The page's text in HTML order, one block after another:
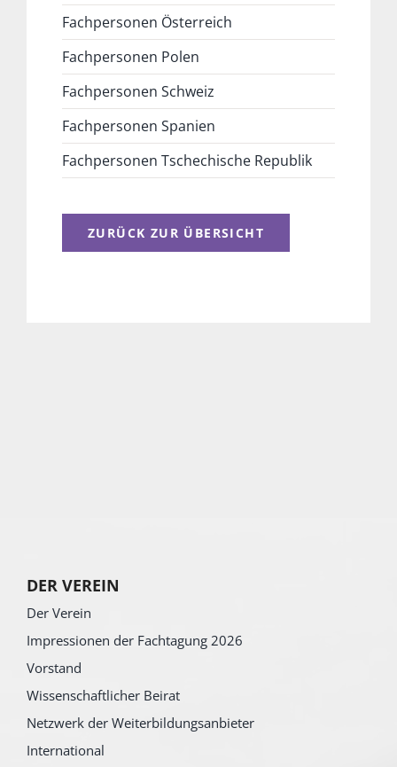
Fachpersonen Österreich
Fachpersonen Polen
Fachpersonen Schweiz
Fachpersonen Spanien
Fachpersonen Tschechische Republik
ZURÜCK ZUR ÜBERSICHT
DER VEREIN
Der Verein
Impressionen der Fachtagung 2026
Vorstand
Wissenschaftlicher Beirat
Netzwerk der Weiterbildungsanbieter
International